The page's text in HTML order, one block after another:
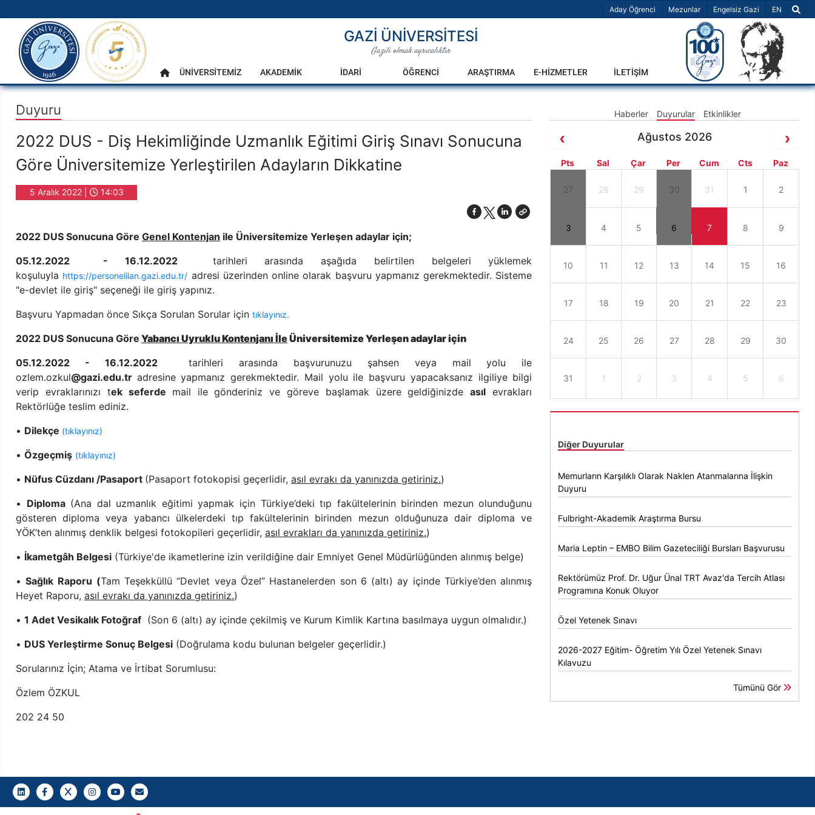
Aday Öğrenci Mezunlar Engelsiz Gazi Dil Seçiniz
EN
Ana Menü
gazi.edu.tr
GAZİ ÜNİVERSİTESİ
Gazili olmak ayrıcalıktır
Anasayfa
ÜNİVERSİTEMİZ AKADEMİK İDARİ ÖĞRENCİ ARAŞTIRMA E-HİZMETLER İLETİŞİM
Duyuru Haberler Duyurular Etkinlikler
2022 DUS - Diş Hekimliğinde Uzmanlık Eğitimi Giriş Sınavı Sonucuna
Göre Üniversitemize Yerleştirilen Adayların Dikkatine
5 Aralık 2022 | 14:03
2022 DUS Sonucuna Göre Genel Kontenjan ile Üniversitemize Yerleşen adaylar için;
05.12.2022 - 16.12.2022 tarihleri arasında aşağıda belirtilen belgeleri yüklemek
koşuluyla https://personelilan.gazi.edu.tr/ adresi üzerinden online olarak başvuru yapmanız gerekmektedir. Sisteme
"e-devlet ile giriş" seçeneği ile giriş yapınız.
Başvuru Yapmadan önce Sıkça Sorulan Sorular için tıklayınız.
2022 DUS Sonucuna Göre Yabancı Uyruklu Kontenjanı İleÜniversitemize Yerleşen adaylar için
05.12.2022 - 16.12.2022tarihleri arasında başvurunuzu şahsen veya mail yolu ile
ozlem.ozkul@gazi.edu.tr adresine yapmanız gerekmektedir. Mail yolu ile başvuru yapacaksanız ilgiliye bilgi
verip evraklarınızı tek seferde mail ile gönderiniz ve göreve başlamak üzere geldiğinizdeasıl evrakları
Rektörlüğe teslim ediniz.
• Dilekçe (tıklayınız)
• Özgeçmiş (tıklayınız)
• Nüfus Cüzdanı /Pasaport (Pasaport fotokopisi geçerlidir, asıl evrakı da yanınızda getiriniz.)
• Diploma(Ana dal uzmanlık eğitimi yapmak için Türkiye’deki tıp fakültelerinin birinden mezun olunduğunu
gösteren diploma veya yabancı ülkelerdeki tıp fakültelerinin birinden mezun olduğunuza dair diploma ve
YÖK’ten alınmış denklik belgesi fotokopileri geçerlidir, asıl evrakları da yanınızda getiriniz.)
• İkametgâh Belgesi (Türkiye'de ikametlerine izin verildiğine dair Emniyet Genel Müdürlüğünden alınmış belge)
•Sağlık Raporu (Tam Teşekküllü “Devlet veya Özel” Hastanelerden son 6 (altı) ay içinde Türkiye’den alınmış
Heyet Raporu, asıl evrakı da yanınızda getiriniz.)
• 1 Adet Vesikalık Fotoğraf (Son 6 (altı) ay içinde çekilmiş ve Kurum Kimlik Kartına basılmaya uygun olmalıdır.)
• DUS Yerleştirme Sonuç Belgesi (Doğrulama kodu bulunan belgeler geçerlidir.)
Sorularınız İçin; Atama ve İrtibat Sorumlusu:
Özlem ÖZKUL
202 24 50
Ağustos 2026
Pts Sal Çar Per Cum Cts Paz
27 28 29 30 31 1 2
3 4 5 6 7 8 9
10 11 12 13 14 15 16
17 18 19 20 21 22 23
24 25 26 27 28 29 30
31 1 2 3 4 5 6
Diğer Duyurular
Memurların Karşılıklı Olarak Naklen Atanmalarına İlişkin
Duyuru
Fulbright-Akademik Araştırma Bursu
Maria Leptin – EMBO Bilim Gazeteciliği Bursları Başvurusu
Rektörümüz Prof. Dr. Uğur Ünal TRT Avaz'da Tercih Atlası
Programına Konuk Oluyor
Özel Yetenek Sınavı
2026-2027 Eğitim- Öğretim Yılı Özel Yetenek Sınavı
Kılavuzu
Tümünü Gör
LinkedInFacebookTwitterInstagramYoutubeGazi E-Mail